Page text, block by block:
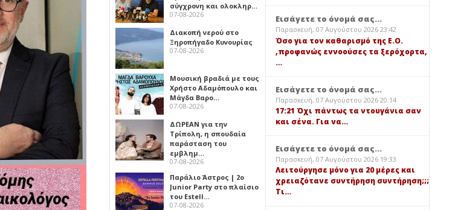
σύγχρονη και ολοκληρ…
07-08-2026
Διακοπή νερού στο
Ξηροπήγαδο Κυνουρίας
07-08-2026
Μουσική βραδιά με τους
Χρήστο Αδαμόπουλο και
Μάγδα Βαρο…
07-08-2026
ΔΩΡΕΑΝ για την
Τρίπολη, η σπουδαία
παράσταση του
εμβλημ…
07-08-2026
Παράλιο Άστρος | 2ο
Junior Party στο πλαίσιο
του Estell…
07-08-2026
Εισάγετε το όνομά σας...
Παρασκευή, 07 Αυγούστου 2026 23:42
Όσο για τον καθαρισμό της Ε.Ο.
,προφανώς εννοούσες τα ξερόχορτα,
…
Εισάγετε το όνομά σας...
Παρασκευή, 07 Αυγούστου 2026 20:14
17:21 Όχι πάντως τα ντουγάνια σαν
και σένα. Για να…
Εισάγετε το όνομά σας...
Παρασκευή, 07 Αυγούστου 2026 19:33
Λειτούργησε μόνο για 20 μέρες και
χρειαζότανε συντήρηση συντήρηση;;;
Τι…